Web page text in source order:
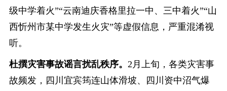
级中学着火”“云南迪庆香格里拉一中、三中着火”“山
西忻州市某中学发生火灾”等虚假信息，严重混淆视
听。
杜撰灾害事故谣言扰乱秩序。 2月上旬，各类灾害事
故频发，四川宜宾筠连山体滑坡、四川资中沼气爆